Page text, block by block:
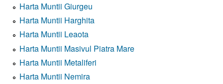
Harta Muntii Giurgeu
Harta Muntii Harghita
Harta Muntii Leaota
Harta Muntii Masivul Piatra Mare
Harta Muntii Metaliferi
Harta Muntii Nemira